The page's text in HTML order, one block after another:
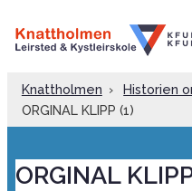
Knattholmen › Historien
ORGINAL KLIPP (1)
ORGINAL